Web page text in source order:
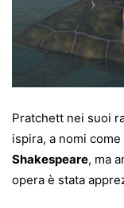
Pratchett nei suoi
ispira, a nomi
Shakespeare, ma
opera è stata